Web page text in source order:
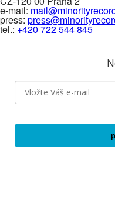
e-mail:
press:
tel.: +420 722 544 845